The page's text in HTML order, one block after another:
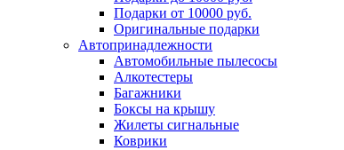
Подарки от 10000 руб.
Оригинальные подарки
Автопринадлежности
Автомобильные пылесосы
Алкотестеры
Багажники
Боксы на крышу
Жилеты сигнальные
Коврики